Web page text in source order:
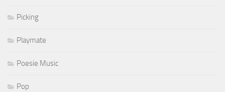
Picking
Playmate
Poesie Music
Pop